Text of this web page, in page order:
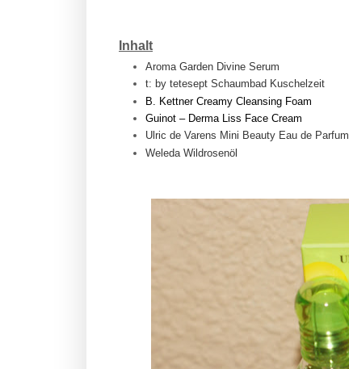
Inhalt
Aroma Garden Divine Serum
t: by tetesept Schaumbad Kuschelzeit
B. Kettner Creamy Cleansing Foam
Guinot – Derma Liss Face Cream
Ulric de Varens Mini Beauty Eau de Parfum
Weleda Wildrosenöl